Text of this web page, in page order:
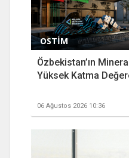
OSTİM
Özbekistan’ın
Yüksek Katma
06 Ağustos 2026 10:36